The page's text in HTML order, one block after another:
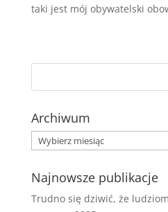
taki jest mój obywatelski
Archiwum
Archiwum
Najnowsze publikacje
Trudno się dziwić, że